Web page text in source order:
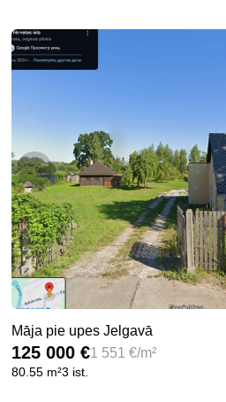
Māja pie upes Jelgavā
125 000 €1 551 €/m²
80.55 m²3 ist.